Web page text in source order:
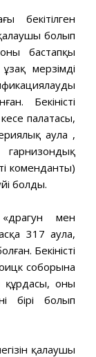
бекітілген
қалаушы болып
бастапқы
мерзімді
Бекіністің
палатасы,
аула ,
коменданты)
болды.
мен
317 аула,
Бекіністің
соборына
құрдасы, оның
бірі болып
қалаушы